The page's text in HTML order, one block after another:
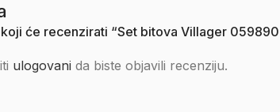
će recenzirati “Set bitova Villager 059890
ulogovani da biste objavili recenziju.